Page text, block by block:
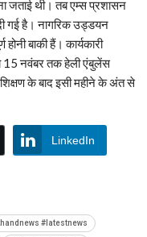
जताई थी। तब एम्स प्रशासन
गई है। नागरिक उड्डयन
बाकी हैं। कार्यकारी
15 नवंबर तक हेली एंबुलेंस
के बाद इसी महीने के अंत से
LinkedIn
#latestnews